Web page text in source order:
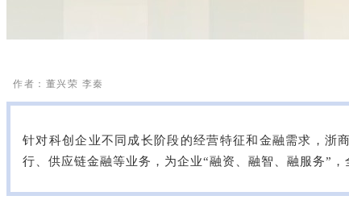
作者：董兴荣 李秦
针对科创企业不同成长阶段的经营特征和金融需求，浙
行、供应链金融等业务，为企业“融资、融智、融服务”